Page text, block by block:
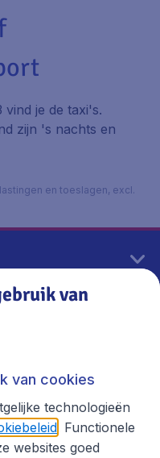
je de taxi's.
zijn 's nachts en
en toeslagen, excl.
van
van cookies
technologieën
. Functionele
websites goed